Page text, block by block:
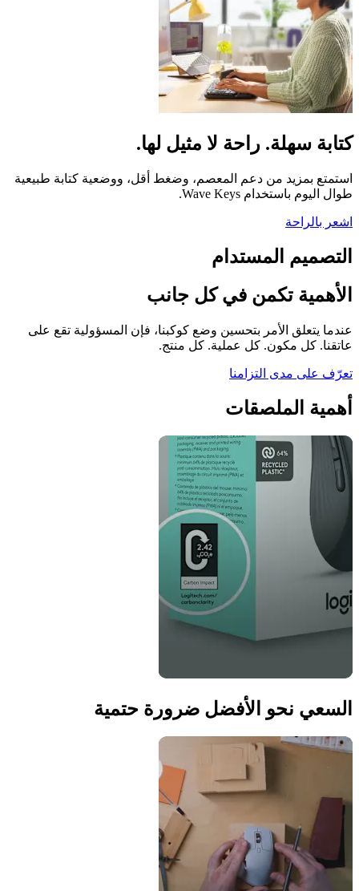
كتابة سهلة. راحة لا مثيل لها.
استمتع بمزيد من دعم المعصم، وضغط أقل، ووضعية كتابة طبيعية
طوال اليوم باستخدام Wave Keys.
اشعر بالراحة
التصميم المستدام
الأهمية تكمن في كل جانب
عندما يتعلق الأمر بتحسين وضع كوكبنا، فإن المسؤولية تقع على
عاتقنا. كل مكون. كل عملية. كل منتج.
تعرّف على مدى التزامنا
أهمية الملصقات
السعي نحو الأفضل ضرورة حتمية